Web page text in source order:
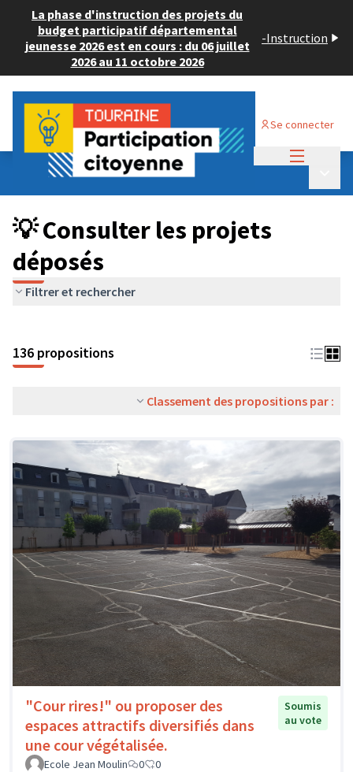
La phase d'instruction des projets du
budget participatif départemental
jeunesse 2026 est en cours : du 06 juillet
2026 au 11 octobre 2026
-Instruction
Se connecter
Budget Participatif JEUNESSE 2024
💡 Consulter les projets déposés
💡 Consulter les projets
déposés
Filtrer et rechercher
136 propositions
Classement des propositions par :
"Cour rires!" ou proposer des
espaces attractifs diversifiés dans
une cour végétalisée.
Soumis
au vote
Ecole Jean Moulin 0 0